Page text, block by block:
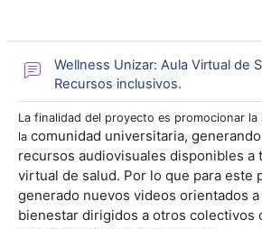
Wellness Unizar: Aula Virtual de
Recursos inclusivos.
La finalidad del proyecto es promocionar la
la comunidad universitaria,
recursos audiovisuales disponibles a
virtual de salud. Por lo que para este
generado nuevos videos orientados
bienestar dirigidos a otros colectivos